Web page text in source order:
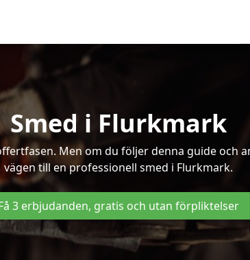
Smed i Flurkmark
Men om du följer denna guide
vägen till en professionell smed i Flurkmark.
3 erbjudanden, gratis och utan förpliktelser